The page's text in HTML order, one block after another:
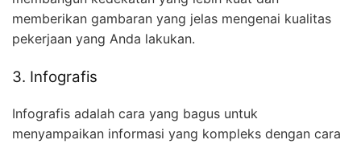
memberikan gambaran yang jelas mengenai kualitas
pekerjaan yang Anda lakukan.
3. Infografis
Infografis adalah cara yang bagus untuk
menyampaikan informasi yang kompleks dengan cara